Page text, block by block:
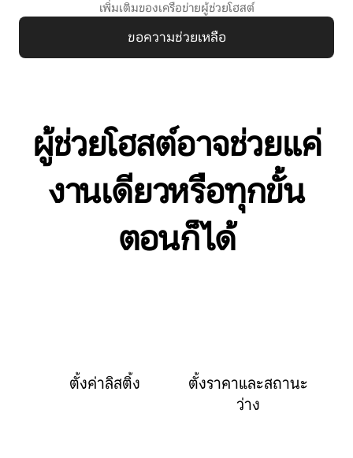
เพิ่มเติมของเครือข่ายผู้ช่วยโฮสต์
ขอความช่วยเหลือ
ผู้ช่วยโฮสต์อาจช่วยแค่
งานเดียวหรือทุกขั้น
ตอนก็ได้
ตั้งค่าลิสติ้ง
ตั้งราคาและสถานะ
ว่าง